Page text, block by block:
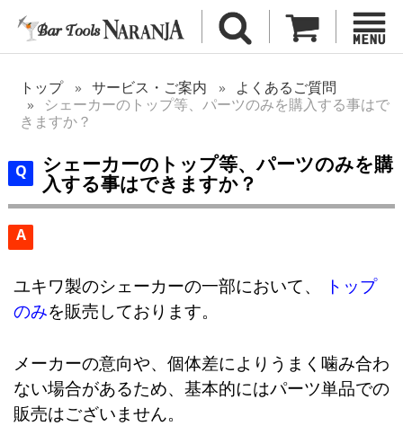
トップ サービス・ご案内
よくあるご質問
シェーカーのトップ等、パーツのみを購入する事はで
きますか？
シェーカーのトップ等、パーツのみを購
入する事はできますか？
A
ユキワ製のシェーカーの一部において、
トップ
のみを販売しております。
メーカーの意向や、個体差によりうまく噛み合わ
ない場合があるため、基本的にはパーツ単品での
販売はございません。